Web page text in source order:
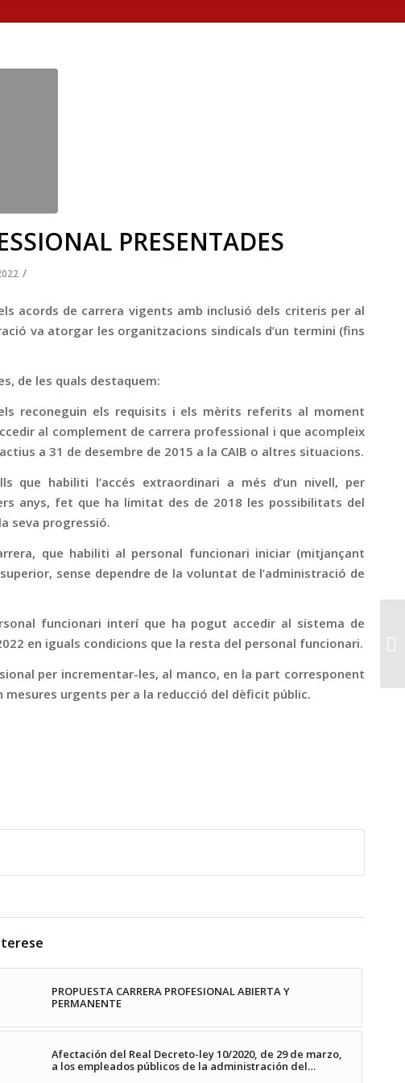
PRESENTADES
/
acords de carrera vigents amb inclusió dels criteris per al
va atorgar les organitzacions sindicals d’un termini (fins
de les quals destaquem:
reconeguin els requisits i els mèrits referits al moment
al complement de carrera professional i que acompleix
a 31 de desembre de 2015 a la CAIB o altres situacions.
que habiliti l’accés extraordinari a més d’un nivell, per
anys, fet que ha limitat des de 2018 les possibilitats del
seva progressió.
que habiliti al personal funcionari iniciar (mitjançant
sense dependre de la voluntat de l’administració de
funcionari interí que ha pogut accedir al sistema de
en iguals condicions que la resta del personal funcionari.
per incrementar-les, al manco, en la part corresponent
mesures urgents per a la reducció del dèficit públic.
PROPUESTA CARRERA PROFESIONAL ABIERTA Y
PERMANENTE
Afectación del Real Decreto-ley 10/2020, de 29 de marzo,
a los empleados públicos de la administración del…